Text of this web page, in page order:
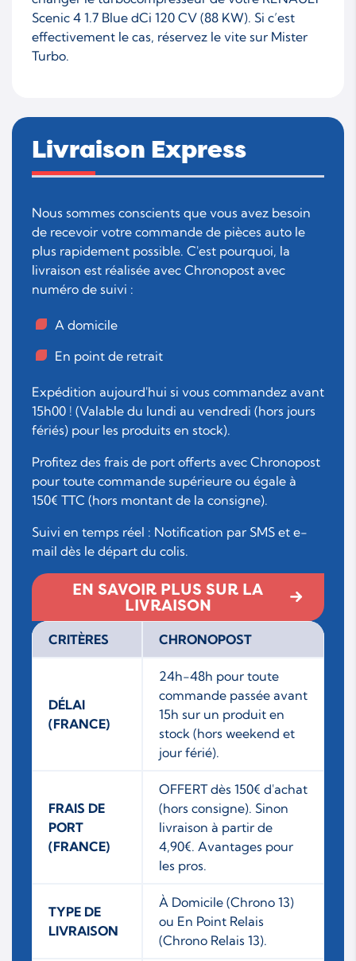
Scenic 4 1.7 Blue dCi 120 CV (88 KW). Si c’est
effectivement le cas, réservez le vite sur Mister
Turbo.
Livraison Express
Nous sommes conscients que vous avez besoin
de recevoir votre commande de pièces auto le
plus rapidement possible. C'est pourquoi, la
livraison est réalisée avec Chronopost avec
numéro de suivi :
A domicile
En point de retrait
Expédition aujourd'hui si vous commandez avant
15h00 ! (Valable du lundi au vendredi (hors jours
fériés) pour les produits en stock).
Profitez des frais de port offerts avec Chronopost
pour toute commande supérieure ou égale à
150€ TTC (hors montant de la consigne).
Suivi en temps réel : Notification par SMS et e-
mail dès le départ du colis.
EN SAVOIR PLUS SUR LA
LIVRAISON
CRITÈRES CHRONOPOST
DÉLAI
(FRANCE)
24h-48h pour toute
commande passée avant
15h sur un produit en
stock (hors weekend et
jour férié).
FRAIS DE
PORT
(FRANCE)
OFFERT dès 150€ d'achat
(hors consigne). Sinon
livraison à partir de
4,90€. Avantages pour
les pros.
TYPE DE
LIVRAISON
À Domicile (Chrono 13)
ou En Point Relais
(Chrono Relais 13).